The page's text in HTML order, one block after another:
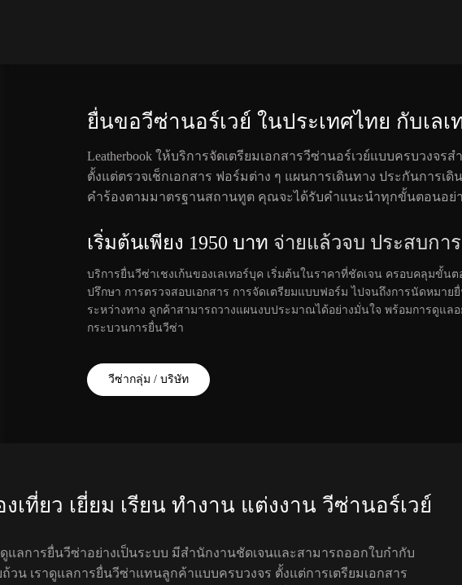
ยื่นขอวีซ่านอร์เวย์ ในประเทศไทย กับเลเ
Leatherbook ให้บริการจัดเตรียมเอกสารวีซ่านอร์เวย์แบบครบวงจร
ตั้งแต่ตรวจเช็กเอกสาร ฟอร์มต่าง ๆ แผนการเดินทาง ประกันการเดิ
คำร้องตามมาตรฐานสถานทูต คุณจะได้รับคำแนะนำทุกขั้นตอนอย่า
เริ่มต้นเพียง 1950 บาท จ่ายแล้วจบ ประสบกา
บริการยื่นวีซ่าเชงเก้นของเลเทอร์บุค เริ่มต้นในราคาที่ชัดเจน ครอบคลุมขั้น
ปรึกษา การตรวจสอบเอกสาร การจัดเตรียมแบบฟอร์ม ไปจนถึงการนัดหมาย
ระหว่างทาง ลูกค้าสามารถวางแผนงบประมาณได้อย่างมั่นใจ พร้อมการดูแล
กระบวนการยื่นวีซ่า
วีซ่ากลุ่ม / บริษัท
เที่ยว เยี่ยม เรียน ทำงาน แต่งงาน วีซ่านอร์เวย์
ดูแลการยื่นวีซ่าอย่างเป็นระบบ มีสำนักงานชัดเจนและสามารถออกใบกำกับ
วน เราดูแลการยื่นวีซ่าแทนลูกค้าแบบครบวงจร ตั้งแต่การเตรียมเอกสาร